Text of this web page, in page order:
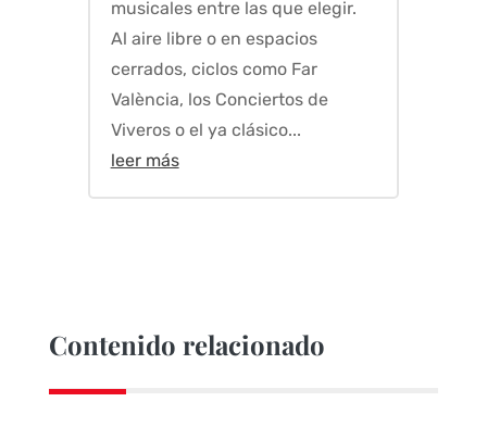
musicales entre las que elegir.
Al aire libre o en espacios
cerrados, ciclos como Far
València, los Conciertos de
Viveros o el ya clásico...
leer más
Contenido relacionado